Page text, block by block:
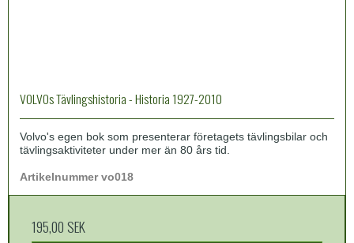
VOLVOs Tävlingshistoria - Historia 1927-2010
Volvo's egen bok som presenterar företagets tävlingsbilar och
tävlingsaktiviteter under mer än 80 års tid.
Artikelnummer vo018
195,00 SEK